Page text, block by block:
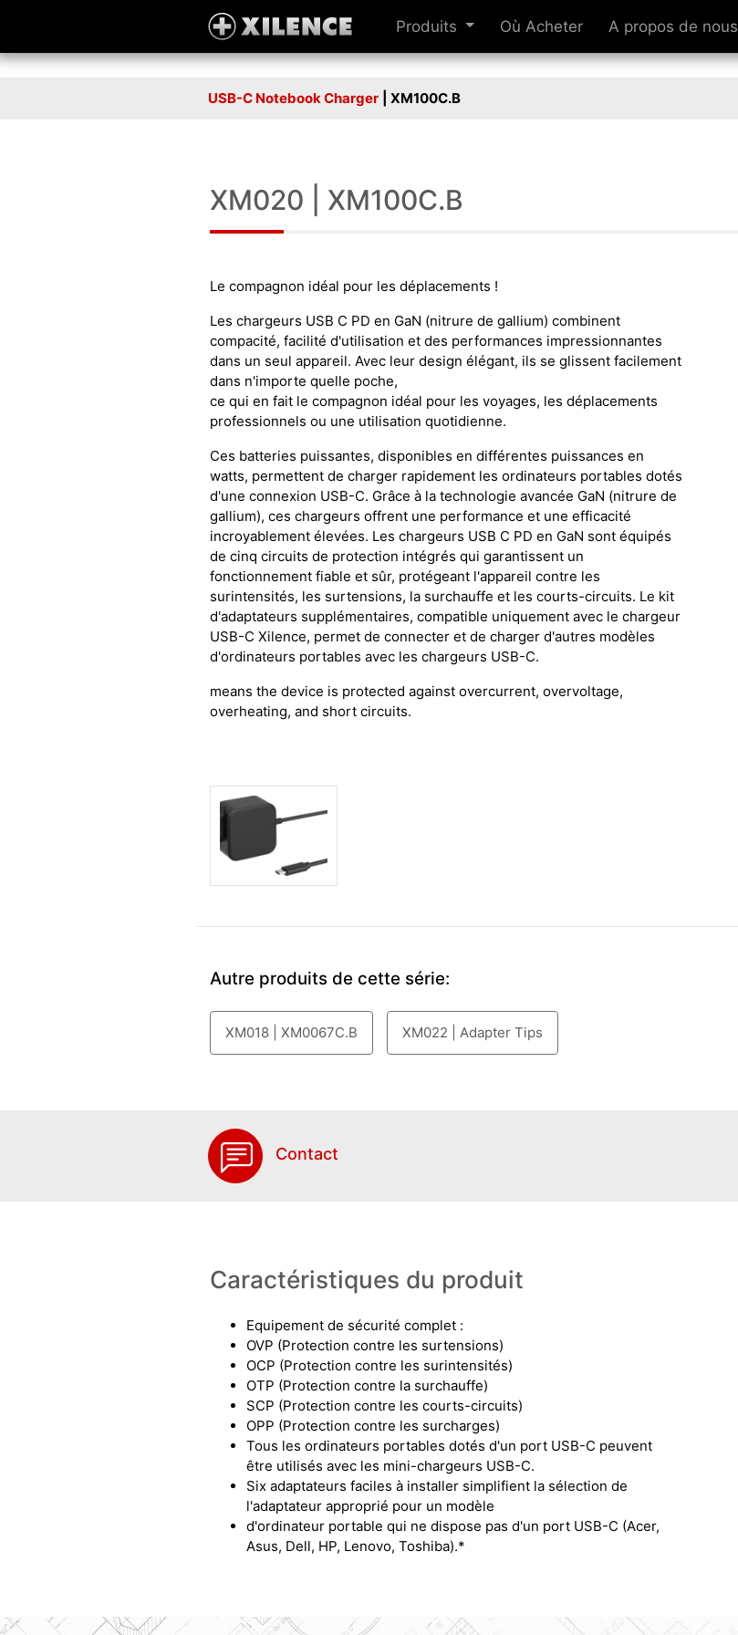
Produits Où Acheter A propos de nous
USB-C Notebook Charger | XM100C.B
XM020 | XM100C.B
Le compagnon idéal pour les déplacements !
Les chargeurs USB C PD en GaN (nitrure de gallium) combinent
compacité, facilité d'utilisation et des performances impressionnantes
dans un seul appareil. Avec leur design élégant, ils se glissent facilement
dans n'importe quelle poche,
ce qui en fait le compagnon idéal pour les voyages, les déplacements
professionnels ou une utilisation quotidienne.
Ces batteries puissantes, disponibles en différentes puissances en
watts, permettent de charger rapidement les ordinateurs portables dotés
d'une connexion USB-C. Grâce à la technologie avancée GaN (nitrure de
gallium), ces chargeurs offrent une performance et une efficacité
incroyablement élevées. Les chargeurs USB C PD en GaN sont équipés
de cinq circuits de protection intégrés qui garantissent un
fonctionnement fiable et sûr, protégeant l'appareil contre les
surintensités, les surtensions, la surchauffe et les courts-circuits. Le kit
d'adaptateurs supplémentaires, compatible uniquement avec le chargeur
USB-C Xilence, permet de connecter et de charger d'autres modèles
d'ordinateurs portables avec les chargeurs USB-C.
means the device is protected against overcurrent, overvoltage,
overheating, and short circuits.
Autre produits de cette série:
XM018 | XM0067C.B XM022 | Adapter Tips
Contact
Caractéristiques du produit
Equipement de sécurité complet :
OVP (Protection contre les surtensions)
OCP (Protection contre les surintensités)
OTP (Protection contre la surchauffe)
SCP (Protection contre les courts-circuits)
OPP (Protection contre les surcharges)
Tous les ordinateurs portables dotés d'un port USB-C peuvent
être utilisés avec les mini-chargeurs USB-C.
Six adaptateurs faciles à installer simplifient la sélection de
l'adaptateur approprié pour un modèle
d'ordinateur portable qui ne dispose pas d'un port USB-C (Acer,
Asus, Dell, HP, Lenovo, Toshiba).*